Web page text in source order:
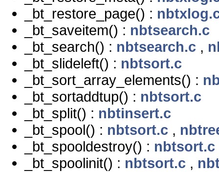
_bt_restore_page() :
_bt_saveitem() : nbtsearch.c
_bt_search() : nbtsearch.c ,
_bt_slideleft() : nbtsort.c
_bt_sort_array_elements() :
_bt_sortaddtup() : nbtsort.c
_bt_split() : nbtinsert.c
_bt_spool() : nbtsort.c ,
_bt_spooldestroy() : nbtsort.c
_bt_spoolinit() : nbtsort.c ,